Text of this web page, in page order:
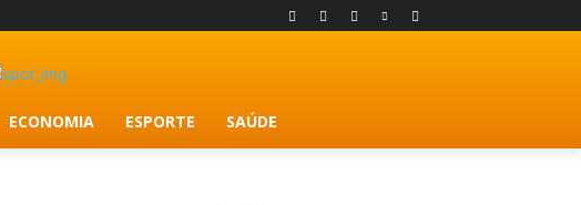
ECONOMIA ESPORTE SAÚDE